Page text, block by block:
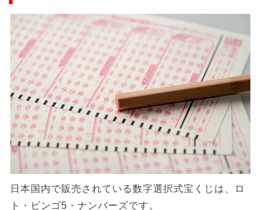
日本国内で販売されている数字選択式宝くじは、ロ
ト・ビンゴ5・ナンバーズです。